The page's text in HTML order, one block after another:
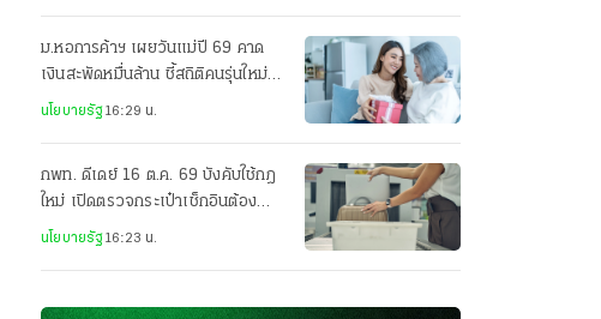
ม.หอการค้าฯ เผยวันแม่ปี 69 คาด
เงินสะพัดหมื่นล้าน ชี้สถิติคนรุ่นใหม่ไม่
อยากมีลูก
นโยบายรัฐ16:29 น.
กพท. ดีเดย์ 16 ต.ค. 69 บังคับใช้กฎ
ใหม่ เปิดตรวจกระเป๋าเช็กอินต้อง
สงสัยแบบไม่แจ้งล่วงหน้า
นโยบายรัฐ16:23 น.